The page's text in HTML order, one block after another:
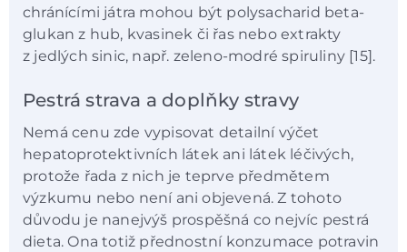
chránícími játra mohou být polysacharid beta-
glukan z hub, kvasinek či řas nebo extrakty
z jedlých sinic, např. zeleno-modré spiruliny [15].
Pestrá strava a doplňky stravy
Nemá cenu zde vypisovat detailní výčet
hepatoprotektivních látek ani látek léčivých,
protože řada z nich je teprve předmětem
výzkumu nebo není ani objevená. Z tohoto
důvodu je nanejvýš prospěšná co nejvíc pestrá
dieta. Ona totiž přednostní konzumace potravin